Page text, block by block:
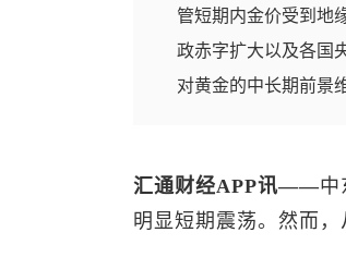
管短期内金价受到地
政赤字扩大以及各国
对黄金的中长期前景
汇通财经APP讯——中
明显短期震荡。然而，